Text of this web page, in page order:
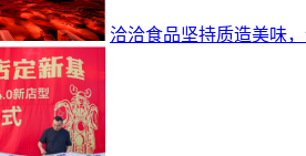
洽洽食品坚持质造美味